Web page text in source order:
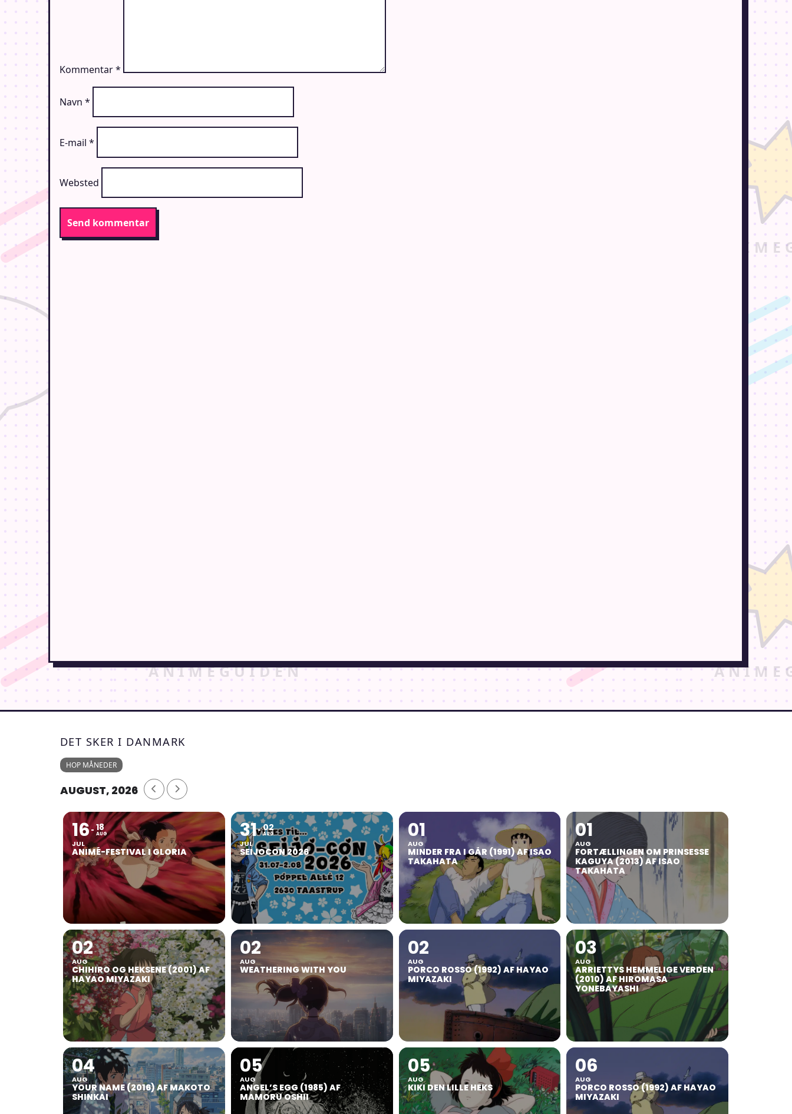
Kommentar*
Navn *
E-mail *
Websted
DET SKER I DANMARK
HOP MÅNEDER
AUGUST, 2026
16
JUL
18
AUG
ANIMÉ-FESTIVAL I GLORIA
31
JUL
02
AUG
SEIJOCON 2026
01
AUG
MINDER FRA I GÅR (1991) AF ISAO
TAKAHATA
01
AUG
FORTÆLLINGEN OM PRINSESSE
KAGUYA (2013) AF ISAO
TAKAHATA
02
AUG
CHIHIRO OG HEKSENE (2001) AF
HAYAO MIYAZAKI
02
AUG
WEATHERING WITH YOU
02
AUG
PORCO ROSSO (1992) AF HAYAO
MIYAZAKI
03
AUG
ARRIETTYS HEMMELIGE VERDEN
(2010) AF HIROMASA
YONEBAYASHI
04
AUG
YOUR NAME (2016) AF MAKOTO
SHINKAI
05
AUG
ANGEL’S EGG (1985) AF
MAMORU OSHII
05
AUG
KIKI DEN LILLE HEKS
06
AUG
PORCO ROSSO (1992) AF HAYAO
MIYAZAKI